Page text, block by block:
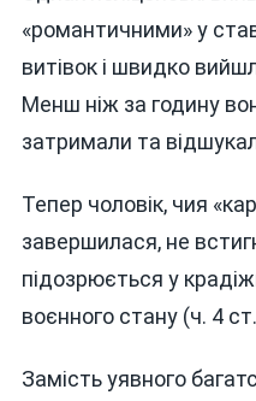
«романтичними» у
витівок і швидко
Менш ніж за годину
затримали та
Тепер чоловік, чия
завершилася, не
підозрюється у
воєнного стану (ч. 4
Замість уявного